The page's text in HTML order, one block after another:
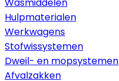
Hulpmaterialen
Werkwagens
Stofwissystemen
Dweil- en mopsystemen
Afvalzakken